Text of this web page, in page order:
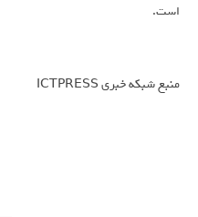
است.
منبع شبکه خبری ICTPRESS